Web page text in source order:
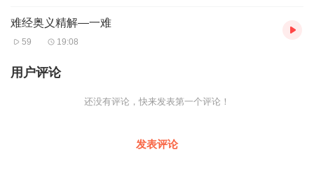
难经奥义精解—一难
59 19:08
用户评论
还没有评论，快来发表第一个评论！
发表评论